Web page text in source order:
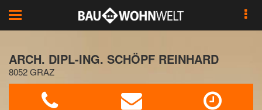
Toggle
navigation
ARCH. DIPL-ING. SCHÖPF REINHARD
8052 GRAZ